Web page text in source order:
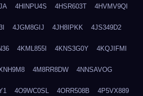
4HINPU4S 4HSR603T 4HVMV9QI
4JGM8GIJ 4JH8IPKK 4JS349D2
4KML855I 4KNS3G0Y 4KQJIFMI
4M8RR8DW 4NNSAVOG
4O9WC0SL 4ORR508B 4P5VX889